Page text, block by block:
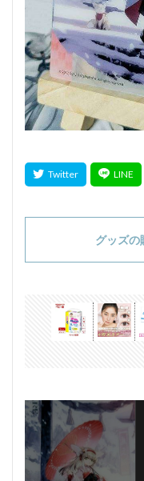
グッズの